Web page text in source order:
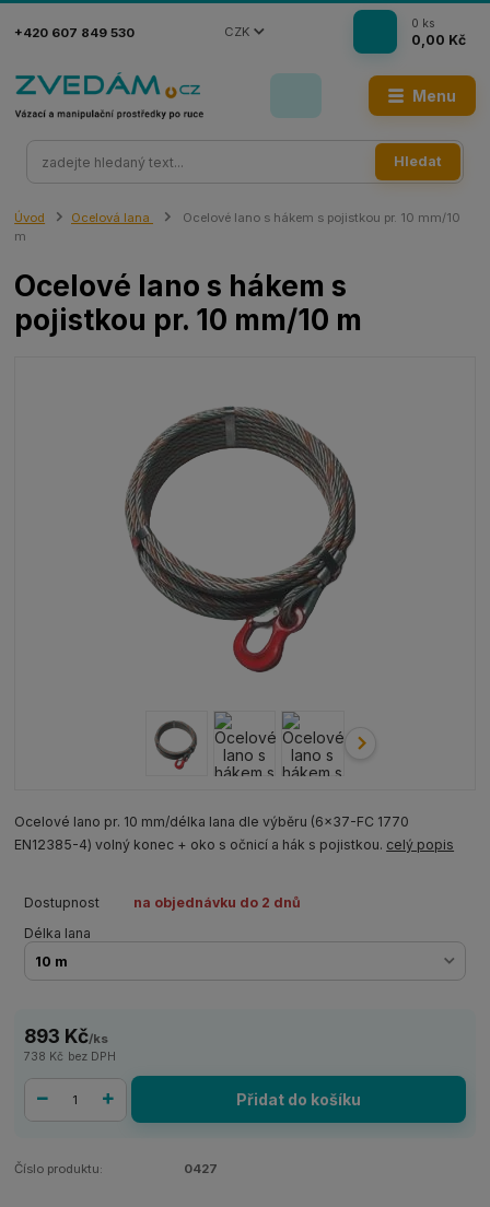
Menu
CZK
Hledat
+420 607 849 530
0 ks
0,00 Kč
Úvod Ocelová lana
Ocelové lano s hákem s pojistkou pr. 10 mm/10
m
Ocelové lano s hákem s
pojistkou pr. 10 mm/10 m
Ocelové lano pr. 10 mm/délka lana dle výběru (6x37-FC 1770
EN12385-4) volný konec + oko s očnicí a hák s pojistkou. celý popis
Dostupnost
na objednávku do 2 dnů
Délka lana
893 Kč/ks
738 Kč bez DPH
Přidat do košíku
Číslo produktu: 0427